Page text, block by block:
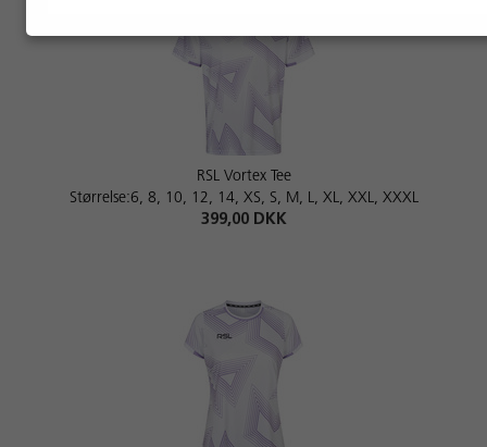
RSL Vortex Tee
Størrelse:6, 8, 10, 12, 14, XS, S, M, L, XL, XXL, XXXL
399,00 DKK